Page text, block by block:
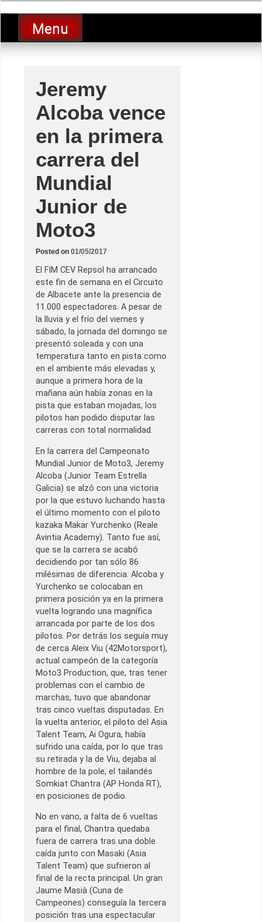
to
contentLucio Lopez GP
luciolopezgp
Menu
Jeremy
Alcoba vence
en la primera
carrera del
Mundial
Junior de
Moto3
Posted on 01/05/2017
El FIM CEV Repsol ha arrancado
este fin de semana en el Circuito
de Albacete ante la presencia de
11.000 espectadores. A pesar de
la lluvia y el frío del viernes y
sábado, la jornada del domingo se
presentó soleada y con una
temperatura tanto en pista como
en el ambiente más elevadas y,
aunque a primera hora de la
mañana aún había zonas en la
pista que estaban mojadas, los
pilotos han podido disputar las
carreras con total normalidad.
En la carrera del Campeonato
Mundial Junior de Moto3, Jeremy
Alcoba (Junior Team Estrella
Galicia) se alzó con una victoria
por la que estuvo luchando hasta
el último momento con el piloto
kazaka Makar Yurchenko (Reale
Avintia Academy). Tanto fue así,
que se la carrera se acabó
decidiendo por tan sólo 86
milésimas de diferencia. Alcoba y
Yurchenko se colocaban en
primera posición ya en la primera
vuelta logrando una magnífica
arrancada por parte de los dos
pilotos. Por detrás los seguía muy
de cerca Aleix Viu (42Motorsport),
actual campeón de la categoría
Moto3 Production, que, tras tener
problemas con el cambio de
marchas, tuvo que abandonar
tras cinco vueltas disputadas. En
la vuelta anterior, el piloto del Asia
Talent Team, Ai Ogura, había
sufrido una caída, por lo que tras
su retirada y la de Viu, dejaba al
hombre de la pole, el tailandés
Somkiat Chantra (AP Honda RT),
en posiciones de podio.
No en vano, a falta de 6 vueltas
para el final, Chantra quedaba
fuera de carrera tras una doble
caída junto con Masaki (Asia
Talent Team) que sufrieron al
final de la recta principal. Un gran
Jaume Masià (Cuna de
Campeones) conseguía la tercera
posición tras una espectacular